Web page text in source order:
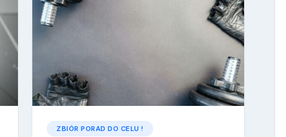
ZBIÓR PORAD DO CELU !